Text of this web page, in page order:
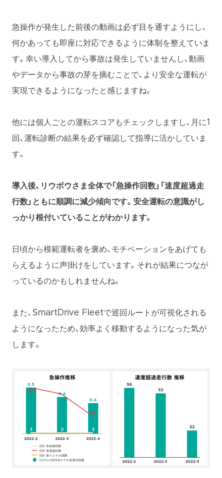
急操作が発生した前後の動画は必ず目を通すようにし、
何かあっても即座に対応できるように体制を整えていま
す。幸い導入してから事故は発生していませんし、動画
やデータから事故の芽を摘むことで、より安全な運転が
実現できるようになったと感じますね。
他には個人ごとの運転スコアもチェックしますし、月に1
回、運転診断の結果を必ず確認して指導に活かしていま
す。
導入後、リウボウさま全体で「急操作回数」「速度超過走
行数」ともに順調に減少傾向です。安全運転の意識がし
っかり根付いていることがわかります。
日頃から模範運転者を褒め、モチベーションをあげても
らえるように声掛けをしています。それが結果につなが
っているのかもしれませんね。
また、SmartDrive Fleetで巡回ルートが可視化される
ようになったため、効率よく移動するようになった気が
します。